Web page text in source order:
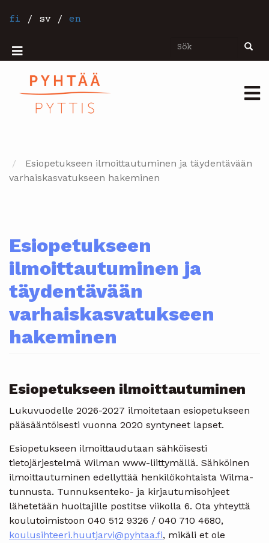
tillfi / sv / en
Sök Sök
Mobiilivalikko
Esiopetukseen ilmoittautuminen ja täydentävään
varhaiskasvatukseen hakeminen
Esiopetukseen
ilmoittautuminen ja
täydentävään
varhaiskasvatukseen
hakeminen
Esiopetukseen ilmoittautuminen
Lukuvuodelle 2026-2027 ilmoitetaan esiopetukseen
pääsääntöisesti vuonna 2020 syntyneet lapset.
Esiopetukseen ilmoittaudutaan sähköisesti
tietojärjestelmä Wilman www-liittymällä. Sähköinen
ilmoittautuminen edellyttää henkilökohtaista Wilma-
tunnusta. Tunnuksenteko- ja kirjautumisohjeet
lähetetään huoltajille postitse viikolla 6. Ota yhteyttä
koulutoimistoon 040 512 9326 / 040 710 4680,
koulusihteeri.huutjarvi@pyhtaa.fi, mikäli et ole